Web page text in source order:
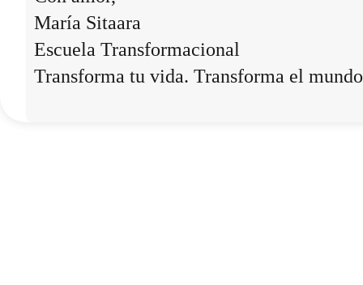
María Sitaara
Escuela Transformacional
Transforma tu vida. Transforma el